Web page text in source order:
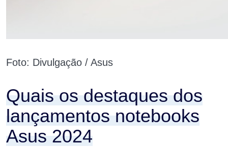
Foto: Divulgação / Asus
Quais os destaques dos
lançamentos notebooks
Asus 2024